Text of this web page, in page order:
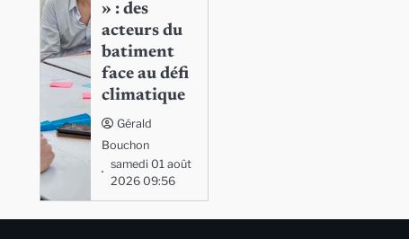
» : des
acteurs du
batiment
face au défi
climatique
Gérald
Bouchon
samedi 01 août
2026 09:56